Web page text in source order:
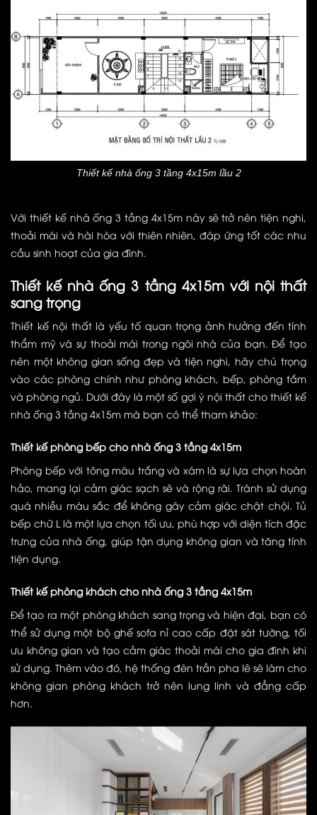
Thiết kế nhà ống 3 tầng 4x15m lầu 2
Với thiết kế nhà ống 3 tầng 4x15m này sẽ trở nên tiện nghi,
thoải mái và hài hòa với thiên nhiên, đáp ứng tốt các nhu
cầu sinh hoạt của gia đình.
Thiết kế nhà ống 3 tầng 4x15m với nội thất
sang trọng
Thiết kế nội thất là yếu tố quan trọng ảnh hưởng đến tính
thẩm mỹ và sự thoải mái trong ngôi nhà của bạn. Để tạo
nên một không gian sống đẹp và tiện nghi, hãy chú trọng
vào các phòng chính như phòng khách, bếp, phòng tắm
và phòng ngủ. Dưới đây là một số gợi ý nội thất cho thiết kế
nhà ống 3 tầng 4x15m mà bạn có thể tham khảo:
Thiết kế phòng bếp cho nhà ống 3 tầng 4x15m
Phòng bếp với tông màu trắng và xám là sự lựa chọn hoàn
hảo, mang lại cảm giác sạch sẽ và rộng rãi. Tránh sử dụng
quá nhiều màu sắc để không gây cảm giác chật chội. Tủ
bếp chữ L là một lựa chọn tối ưu, phù hợp với diện tích đặc
trưng của nhà ống, giúp tận dụng không gian và tăng tính
tiện dụng.
Thiết kế phòng khách cho nhà ống 3 tầng 4x15m
Để tạo ra một phòng khách sang trọng và hiện đại, bạn có
thể sử dụng một bộ ghế sofa nỉ cao cấp đặt sát tường, tối
ưu không gian và tạo cảm giác thoải mái cho gia đình khi
sử dụng. Thêm vào đó, hệ thống đèn trần pha lê sẽ làm cho
không gian phòng khách trở nên lung linh và đẳng cấp
hơn.